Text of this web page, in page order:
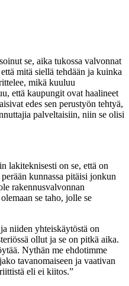
se, aika tukossa valvonnat
mitä siellä tehdään ja kuinka
mikä kuuluu
että kaupungit ovat haalineet
edes sen perustyön tehtyä,
palveltaisiin, niin se olisi
lakiteknisesti on se, että on
kunnassa pitäisi jonkun
rakennusvalvonnan
se taho, jolle se
niiden yhteiskäytöstä on
ollut ja se on pitkä aika.
Nythän me ehdotimme
tavanomaiseen ja vaativan
eli ei kiitos.”